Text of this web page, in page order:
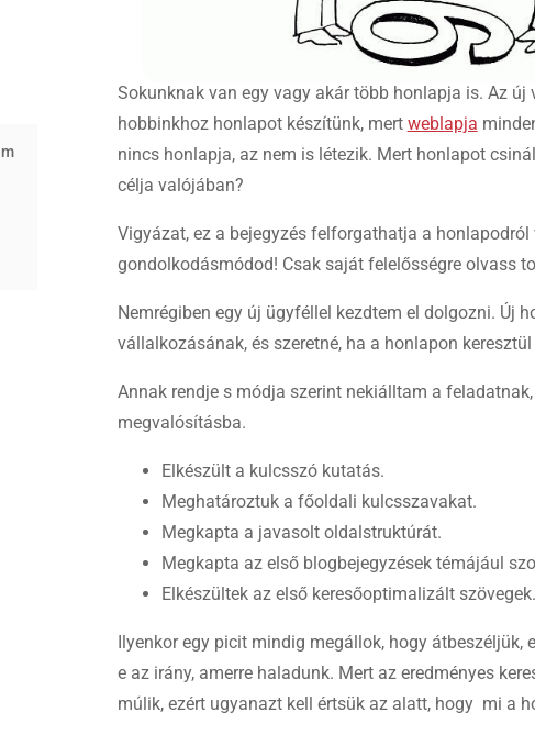
Sokunknak van egy vagy akár több honlapja is. Az
hobbinkhoz honlapot készítünk, mert weblapja
nincs honlapja, az nem is létezik. Mert honlapot
célja valójában?
Vigyázat, ez a bejegyzés felforgathatja a honlapodról
gondolkodásmódod! Csak saját felelősségre olvass
Nemrégiben egy új ügyféllel kezdtem el dolgozni. Új
vállalkozásának, és szeretné, ha a honlapon
Annak rendje s módja szerint nekiálltam a
megvalósításba.
Elkészült a kulcsszó kutatás.
Meghatároztuk a főoldali kulcsszavakat.
Megkapta a javasolt oldalstruktúrát.
Megkapta az első blogbejegyzések témájául
Elkészültek az első keresőoptimalizált szövegek.
Ilyenkor egy picit mindig megállok, hogy átbeszéljük,
e az irány, amerre haladunk. Mert az eredményes
múlik, ezért ugyanazt kell értsük az alatt, hogy mi a